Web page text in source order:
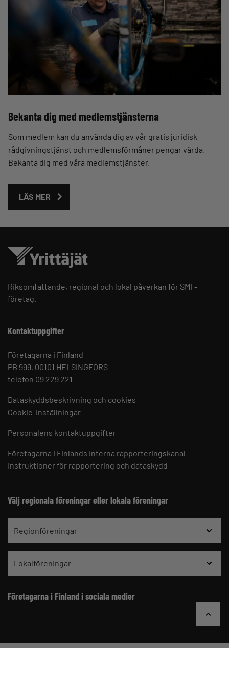
Bekanta dig med medlemstjänsterna
Som medlem kan du använda dig av vår gratis juridisk
rådgivningstjänst och medlemsförmåner pengar värda.
Bekanta dig med våra medlemstjänster.
LÄS MER
Riksomfattande, regional och lokal påverkan för SMF-
företag.
Kontaktuppgifter
Företagarna i Finland
PB 999, 00101 HELSINGFORS
telefon 09 229 221
Dataskyddsbeskrivning och cookies
Cookie-inställningar
Personalens kontaktuppgifter
Företagarna i Finlands interna rapporteringskanal
Instruktioner för rapportering och dataskydd
Välj regionala föreningar eller lokala föreningar
Regionföreningar
Lokalföreningar
Företagarna i Finland i sociala medier